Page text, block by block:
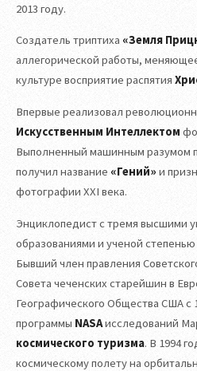
2013 году.
Создатель триптиха «Земля
аллегорической работы,
культуре восприятие распятия
Впервые реализовал
Искусственным Интеллектом
Выполненный машинным разумом
получил название «Гений» и
фотографии XXI века.
Энциклопедист с тремя высшими
образованиями и ученой
Бывший член правления
Совета чеченских старейшин в
Географического Общества США с
программы NASAисследований
космического туризма. В 1994
космическому полету на